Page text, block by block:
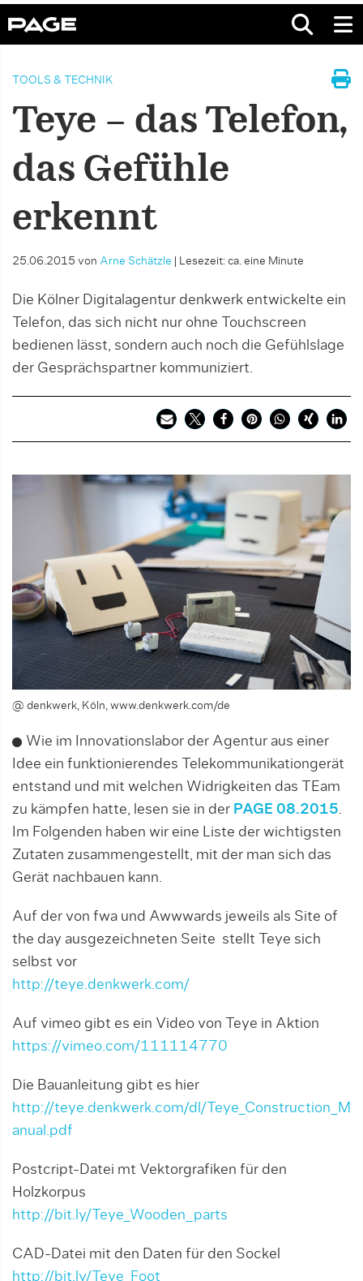
TOOLS & TECHNIK
Teye – das Telefon,
das Gefühle
erkennt
25.06.2015 von Arne Schätzle Lesezeit: ca. eine Minute
Die Kölner Digitalagentur denkwerk entwickelte ein
Telefon, das sich nicht nur ohne Touchscreen
bedienen lässt, sondern auch noch die Gefühlslage
der Gesprächspartner kommuniziert.
@ denkwerk, Köln, www.denkwerk.com/de
Wie im Innovationslabor der Agentur aus einer
Idee ein funktionierendes Telekommunikationgerät
entstand und mit welchen Widrigkeiten das TEam
zu kämpfen hatte, lesen sie in der PAGE 08.2015.
Im Folgenden haben wir eine Liste der wichtigsten
Zutaten zusammengestellt, mit der man sich das
Gerät nachbauen kann.
Auf der von fwa und Awwwards jeweils als Site of
the day ausgezeichneten Seite stellt Teye sich
selbst vor
http://teye.denkwerk.com/
Auf vimeo gibt es ein Video von Teye in Aktion
https://vimeo.com/111114770
Die Bauanleitung gibt es hier
http://teye.denkwerk.com/dl/Teye_Construction_M
anual.pdf
Postcript-Datei mt Vektorgrafiken für den
Holzkorpus
http://bit.ly/Teye_Wooden_parts
CAD-Datei mit den Daten für den Sockel
http://bit.ly/Teye_Foot